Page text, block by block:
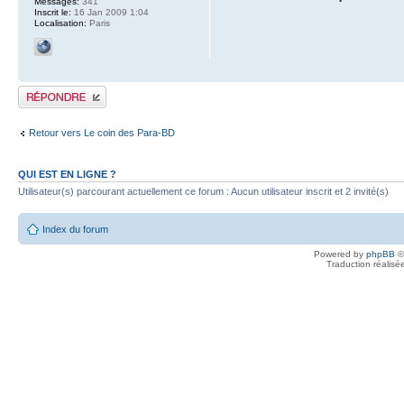
Inscrit le: 16 Jan 2009 1:04
Localisation: Paris
Publier une réponse
Retour vers Le coin des Para-BD
QUI EST EN LIGNE ?
Utilisateur(s) parcourant actuellement ce forum : Aucun utilisateur inscrit et 2 invité(s)
Index du forum
Powered by phpBB
Traduction